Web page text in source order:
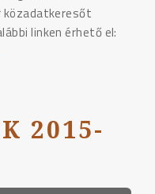
linken érhető el:
2015-